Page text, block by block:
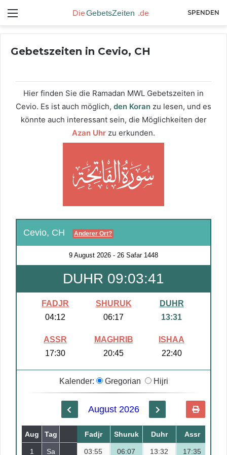
SPENDEN
Gebetszeiten in Cevio, CH
Hier finden Sie die Ramadan MWL Gebetszeiten in
Cevio. Es ist auch möglich, den Koran zu lesen, und es
könnte auch interessant sein, die Möglichkeiten der
Azan Uhr zu erkunden.
Cevio, CH Anderer Ort?
9 August 2026 - 26 Safar 1448
DUHR 09:03:40
FADJR
04:12
SHURUK
06:17
DUHR
13:31
ASSR
17:30
MAGHRIB
20:45
ISHAA
22:40
Kalender: Gregorian Hijri
August 2026
Aug Tag Safar
1 Sa 18
Fadjr Shuruk Duhr Assr
03:55 06:07 13:32 17:35